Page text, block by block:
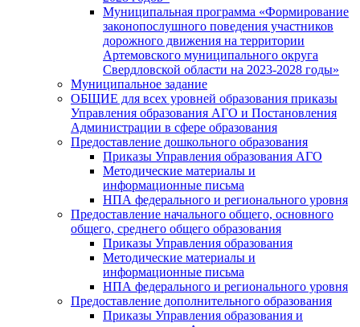
Муниципальная программа «Формирование
законопослушного поведения участников
дорожного движения на территории
Артемовского муниципального округа
Свердловской области на 2023-2028 годы»
Муниципальное задание
ОБЩИЕ для всех уровней образования приказы
Управления образования АГО и Постановления
Администрации в сфере образования
Предоставление дошкольного образования
Приказы Управления образования АГО
Методические материалы и
информационные письма
НПА федерального и регионального уровня
Предоставление начального общего, основного
общего, среднего общего образования
Приказы Управления образования
Методические материалы и
информационные письма
НПА федерального и регионального уровня
Предоставление дополнительного образования
Приказы Управления образования и